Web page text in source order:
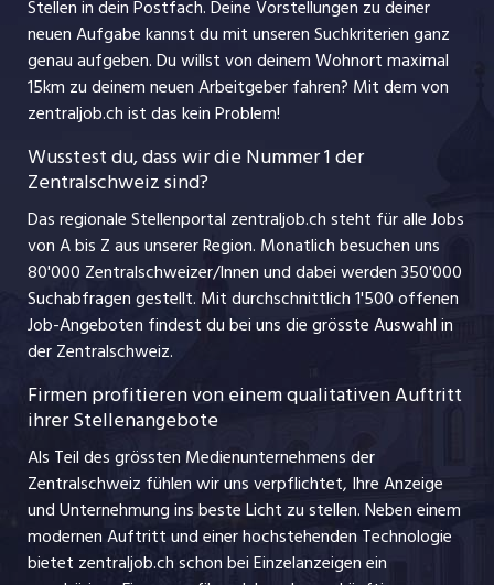
Lehrstellen
Ferienjobs
Führungspositionen
Jobline
Impressum
jobbern.ch
jobmittelland.ch
schaffu.ch (VS)
ajourjob.ch
Stellen in dein Postfach. Deine Vorstellungen zu deiner
neuen Aufgabe kannst du mit unseren Suchkriterien ganz
genau aufgeben. Du willst von deinem Wohnort maximal
15km zu deinem neuen Arbeitgeber fahren? Mit demvon
zentraljob.ch ist das kein Problem!
Wusstest du, dass wir die Nummer 1 der
Zentralschweiz sind?
Das regionale Stellenportal zentraljob.ch steht für alle Jobs
von A bis Z aus unserer Region. Monatlich besuchen uns
80'000 Zentralschweizer/Innen und dabei werden 350'000
Suchabfragen gestellt. Mit durchschnittlich 1'500 offenen
Job-Angeboten findest du bei uns die grösste Auswahl in
der Zentralschweiz.
Firmen profitieren von einem qualitativen Auftritt
ihrer Stellenangebote
Als Teil des grössten Medienunternehmens der
Zentralschweiz fühlen wir uns verpflichtet, Ihre Anzeige
und Unternehmung ins beste Licht zu stellen. Neben einem
modernen Auftritt und einer hochstehenden Technologie
bietet zentraljob.ch schon bei Einzelanzeigen ein